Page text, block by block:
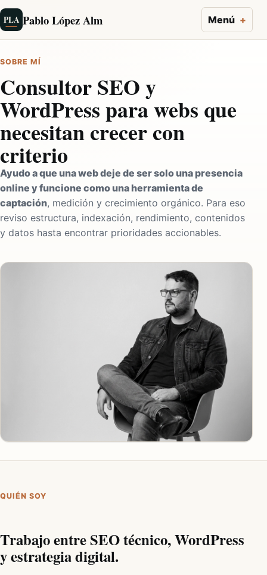
PLA Pablo López Alm Menú
SOBRE MÍ
Consultor SEO y
WordPress para webs que
necesitan crecer con
criterio
Ayudo a que una web deje de ser solo una presencia
online y funcione como una herramienta de
captación, medición y crecimiento orgánico. Para eso
reviso estructura, indexación, rendimiento, contenidos
y datos hasta encontrar prioridades accionables.
QUIÉN SOY
Trabajo entre SEO técnico, WordPress
y estrategia digital.